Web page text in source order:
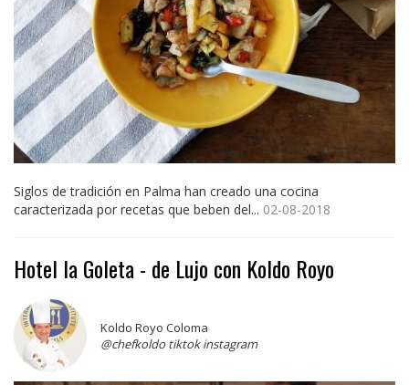
Siglos de tradición en Palma han creado una cocina
caracterizada por recetas que beben del... 02-08-2018
Hotel la Goleta - de Lujo con Koldo Royo
Koldo Royo Coloma
@chefkoldo tiktok instagram